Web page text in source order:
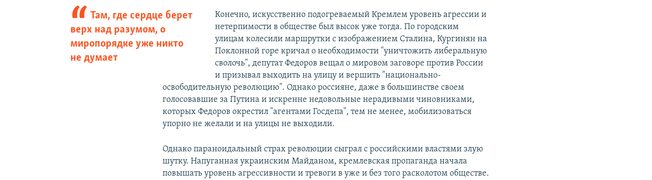
Там, где сердце берет
верх над разумом, о
миропорядке уже никто
не думает
Конечно, искусственно подогреваемый Кремлем уровень агрессии и
нетерпимости в обществе был высок уже тогда. По городским
улицам колесили маршрутки с изображением Сталина, Кургинян на
Поклонной горе кричал о необходимости "уничтожить либеральную
сволочь", депутат Федоров вещал о мировом заговоре против России
и призывал выходить на улицу и вершить "национально-
освободительную революцию". Однако россияне, даже в большинстве своем
голосовавшие за Путина и искренне недовольные нерадивыми чиновниками,
которых Федоров окрестил "агентами Госдепа", тем не менее, мобилизоваться
упорно не желали и на улицы не выходили.
Однако параноидальный страх революции сыграл с российскими властями злую
шутку. Напуганная украинским Майданом, кремлевская пропаганда начала
повышать уровень агрессивности и тревоги в уже и без того расколотом обществе.